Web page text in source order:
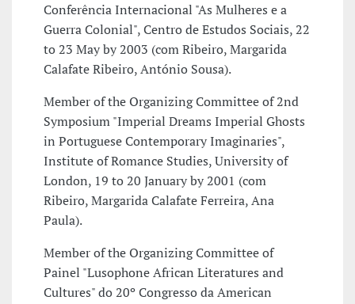
Conferência Internacional "As Mulheres e a
Guerra Colonial", Centro de Estudos Sociais, 22
to 23 May by 2003 (com Ribeiro, Margarida
Calafate Ribeiro, António Sousa).
Member of the Organizing Committee of 2nd
Symposium "Imperial Dreams Imperial Ghosts
in Portuguese Contemporary Imaginaries",
Institute of Romance Studies, University of
London, 19 to 20 January by 2001 (com
Ribeiro, Margarida Calafate Ferreira, Ana
Paula).
Member of the Organizing Committee of
Painel "Lusophone African Literatures and
Cultures" do 20º Congresso da American